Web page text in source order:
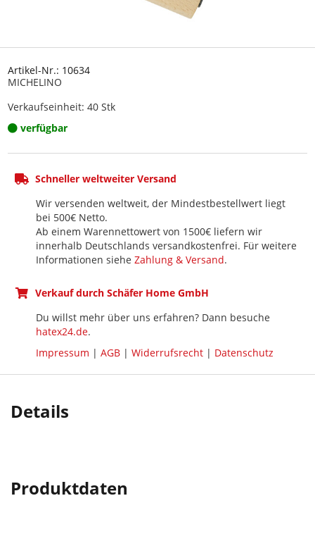
Artikel-Nr.: 10634
MICHELINO
Verkaufseinheit: 40 Stk
verfügbar
Schneller weltweiter Versand
Wir versenden weltweit, der Mindestbestellwert liegt
bei 500€ Netto.
Ab einem Warennettowert von 1500€ liefern wir
innerhalb Deutschlands versandkostenfrei. Für weitere
Informationen siehe Zahlung & Versand.
Verkauf durch Schäfer Home GmbH
Du willst mehr über uns erfahren? Dann besuche
hatex24.de.
Impressum | AGB | Widerrufsrecht | Datenschutz
Details
Produktdaten